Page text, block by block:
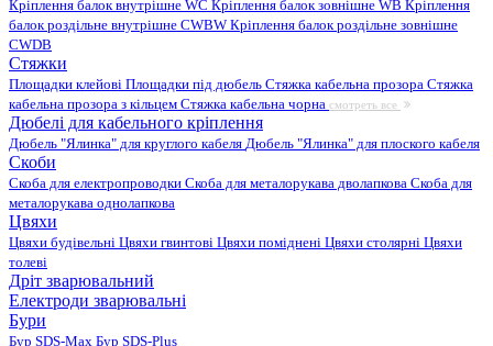
Кріплення балок внутрішне WC Кріплення балок зовнішне WB Кріплення
балок роздільне внутрішне CWBW Кріплення балок роздільне зовнішне
CWDB
Стяжки
Площадки клейові Площадки під дюбель Стяжка кабельна прозора Стяжка
кабельна прозора з кільцем Стяжка кабельна чорна смотреть все
Дюбелі для кабельного кріплення
Дюбель "Ялинка" для круглого кабеля Дюбель "Ялинка" для плоского кабеля
Скоби
Скоба для електропроводки Скоба для металорукава дволапкова Скоба для
металорукава однолапкова
Цвяхи
Цвяхи будівельні Цвяхи гвинтові Цвяхи поміднені Цвяхи столярні Цвяхи
толеві
Дріт зварювальний
Електроди зварювальні
Бури
Бур SDS-Max Бур SDS-Plus